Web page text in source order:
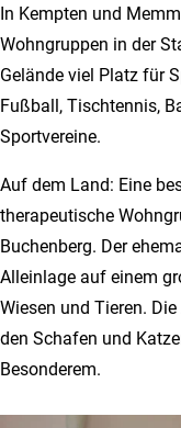
In Kempten und
Wohngruppen in der
Gelände viel Platz für
Fußball, Tischtennis,
Sportvereine.
Auf dem Land: Eine
therapeutische
Buchenberg. Der
Alleinlage auf einem
Wiesen und Tieren.
den Schafen und
Besonderem.